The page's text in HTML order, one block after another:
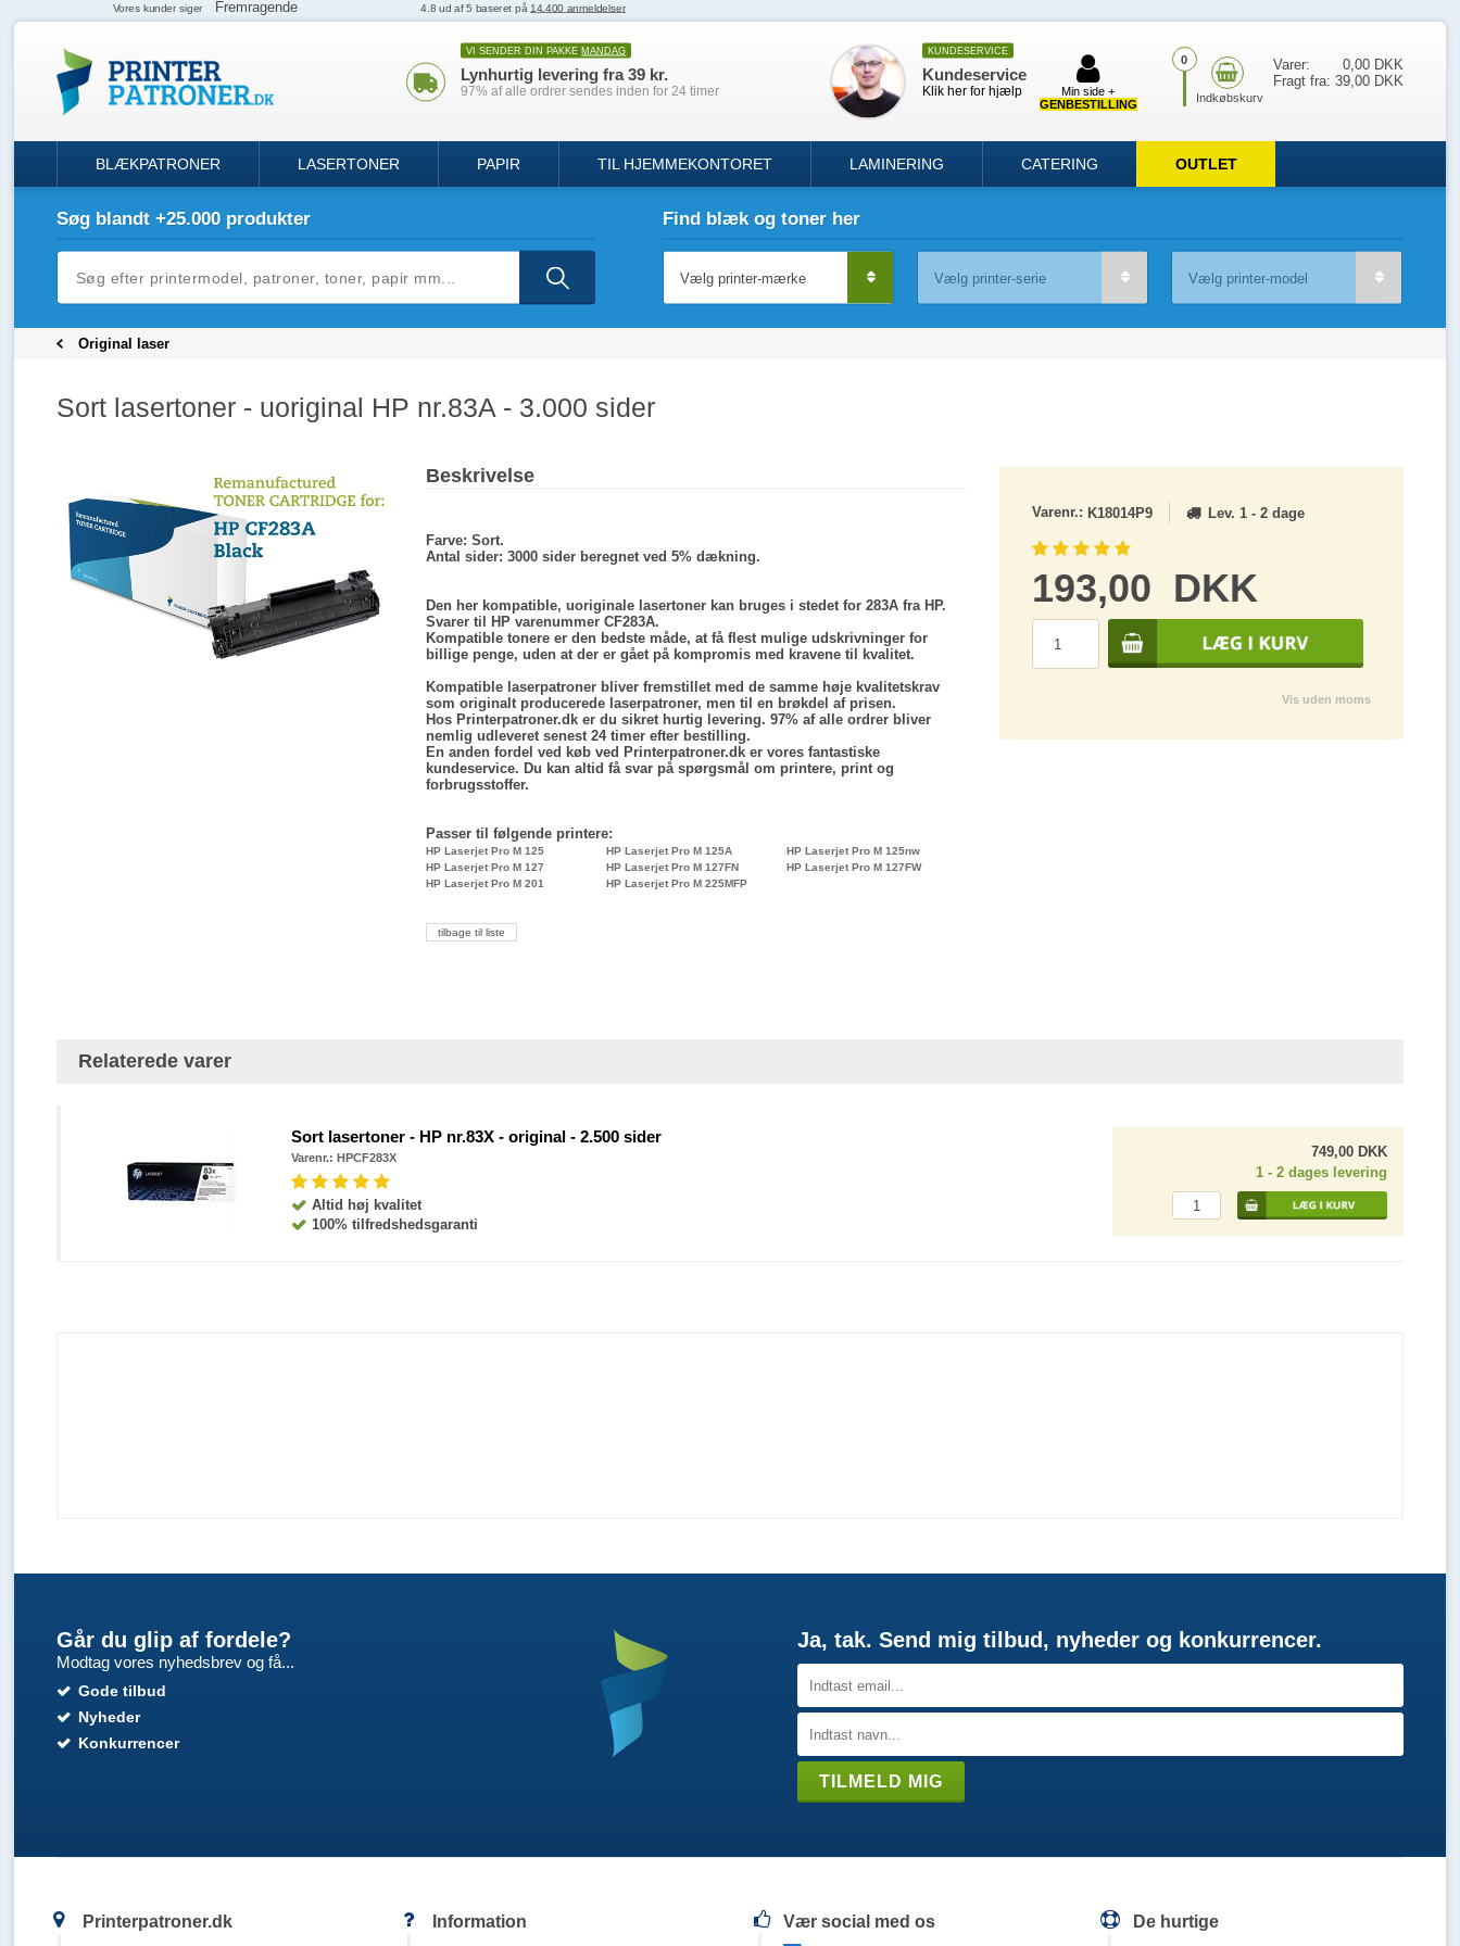
0 Varer:
0,00 DKK
Fragt fra: 39,00 DKK
VI SENDER DIN PAKKE MANDAG
Lynhurtig levering fra 39 kr.
97% af alle ordrer sendes inden for 24 timer
KUNDESERVICE
Kundeservice
Klik her for hjælp
Min side +
GENBESTILLING
BLÆKPATRONER LASERTONER PAPIR TIL HJEMMEKONTORET LAMINERING CATERING OUTLET
Søg blandt +25.000 produkter Find blæk og toner her
Original laser
Sort lasertoner - uoriginal HP nr.83A - 3.000 sider
Beskrivelse
Farve: Sort.
Antal sider: 3000 sider beregnet ved 5% dækning.
Den her kompatible, uoriginale lasertoner kan bruges i stedet for 283A fra HP.
Svarer til HP varenummer CF283A.
Kompatible tonere er den bedste måde, at få flest mulige udskrivninger for
billige penge, uden at der er gået på kompromis med kravene til kvalitet.
Kompatible laserpatroner bliver fremstillet med de samme høje kvalitetskrav
som originalt producerede laserpatroner, men til en brøkdel af prisen.
Hos Printerpatroner.dk er du sikret hurtig levering. 97% af alle ordrer bliver
nemlig udleveret senest 24 timer efter bestilling.
En anden fordel ved køb ved Printerpatroner.dk er vores fantastiske
kundeservice. Du kan altid få svar på spørgsmål om printere, print og
forbrugsstoffer.
Passer til følgende printere:
HP Laserjet Pro M 125 HP Laserjet Pro M 125A
HP Laserjet Pro M 125nw
HP Laserjet Pro M 127
HP Laserjet Pro M 127FN
HP Laserjet Pro M 127FW
HP Laserjet Pro M 201
HP Laserjet Pro M 225MFP
tilbage til liste
Varenr.: K18014P9 Lev. 1 - 2 dage
193,00 DKK
Vis uden moms
Relaterede varer
Sort lasertoner - HP nr.83X - original - 2.500 sider
Varenr.:HPCF283X
Altid høj kvalitet
100% tilfredshedsgaranti
749,00 DKK
1 - 2 dages levering
Går du glip af fordele?
Modtag vores nyhedsbrev og få...
Gode tilbud
Nyheder
Konkurrencer
Ja, tak. Send mig tilbud, nyheder og konkurrencer.
Printerpatroner.dk Information Vær social med os De hurtige